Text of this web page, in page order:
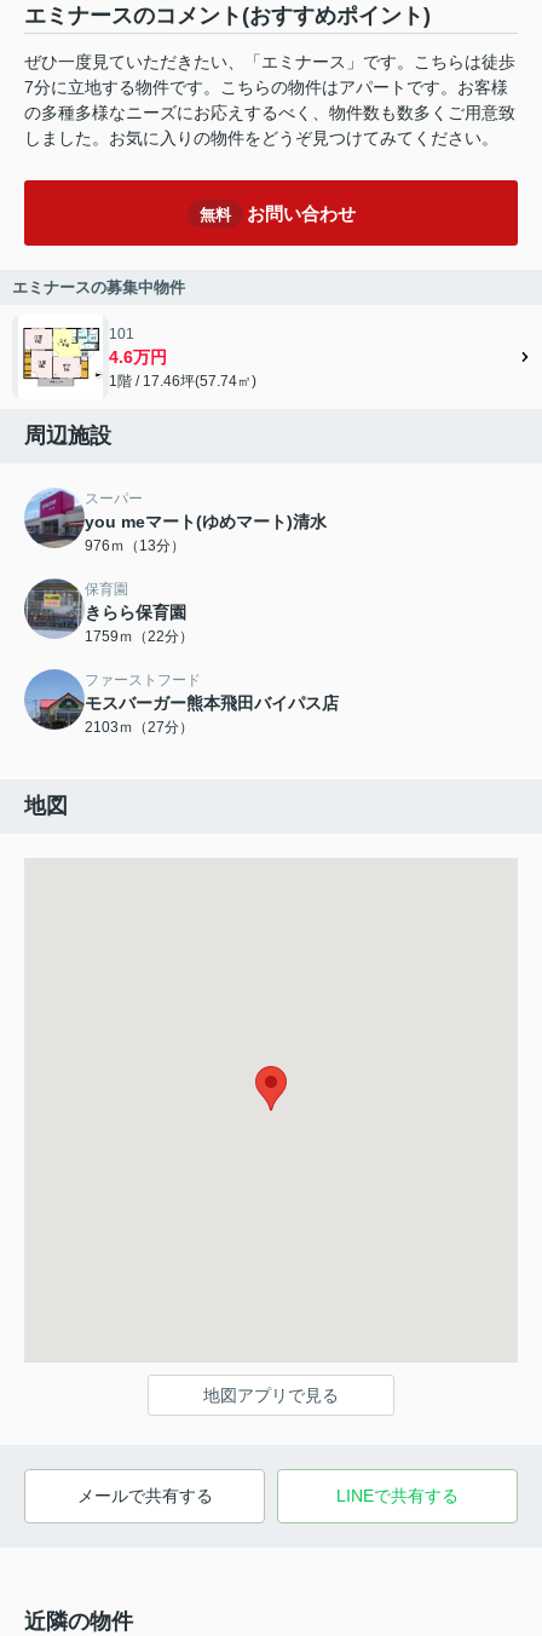
エミナースのコメント(おすすめポイント)
ぜひ一度見ていただきたい、「エミナース」です。こちらは徒歩
7分に立地する物件です。こちらの物件はアパートです。お客様
の多種多様なニーズにお応えするべく、物件数も数多くご用意致
しました。お気に入りの物件をどうぞ見つけてみてください。
無料 お問い合わせ
エミナースの募集中物件
101
4.6万円
1階 / 17.46坪(57.74㎡)
周辺施設
スーパー
you meマート(ゆめマート)清水
976ｍ（13分）
保育園
きらら保育園
1759ｍ（22分）
ファーストフード
モスバーガー熊本飛田バイパス店
2103ｍ（27分）
地図
地図アプリで見る
メールで共有する LINEで共有する
近隣の物件